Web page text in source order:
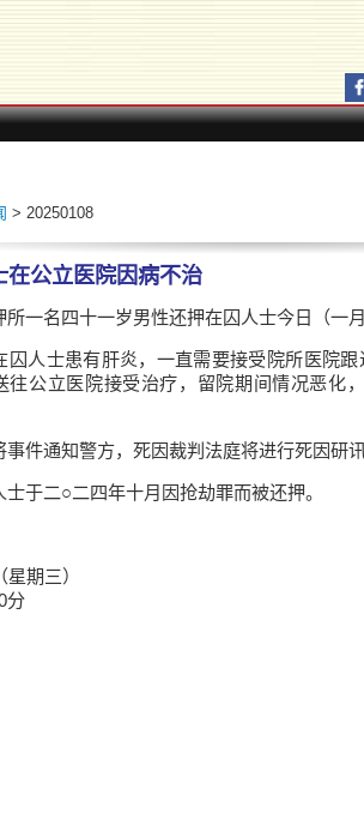
> 20250108
在公立医院因病不治
所一名四十一岁男性还押在囚人士今日（一
囚人士患有肝炎，一直需要接受院所医院
往公立医院接受治疗，留院期间情况恶化
事件通知警方，死因裁判法庭将进行死因研
士于二○二四年十月因抢劫罪而被还押。
期三）
分